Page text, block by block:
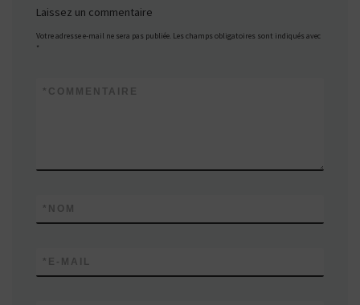
Laissez un commentaire
Votre adresse e-mail ne sera pas publiée. Les champs obligatoires sont indiqués avec
*
COMMENTAIRE
*
NOM
*
E-MAIL
*